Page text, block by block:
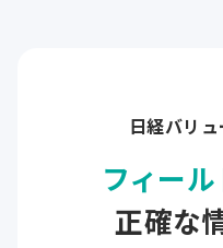
日経バリ
フィー
正確な